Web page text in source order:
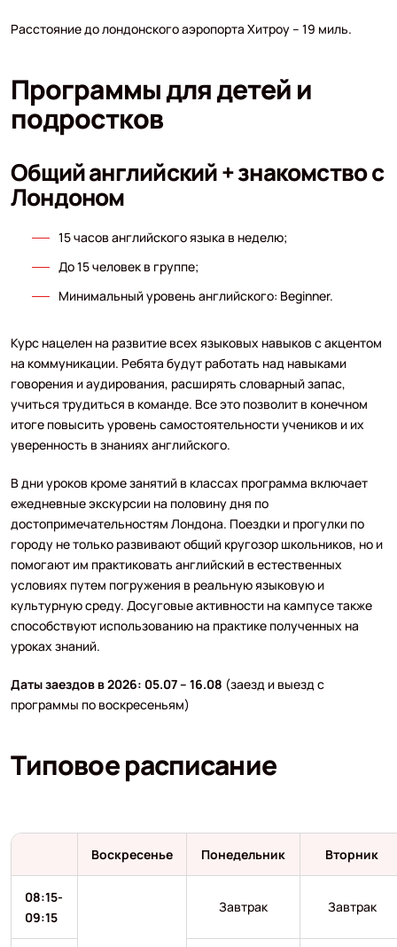
Расстояние до лондонского аэропорта Хитроу – 19 миль.
Программы для детей и
подростков
Общий английский + знакомство с
Лондоном
15 часов английского языка в неделю;
До 15 человек в группе;
Минимальный уровень английского: Beginner.
Курс нацелен на развитие всех языковых навыков с акцентом
на коммуникации. Ребята будут работать над навыками
говорения и аудирования, расширять словарный запас,
учиться трудиться в команде. Все это позволит в конечном
итоге повысить уровень самостоятельности учеников и их
уверенность в знаниях английского.
В дни уроков кроме занятий в классах программа включает
ежедневные экскурсии на половину дня по
достопримечательностям Лондона. Поездки и прогулки по
городу не только развивают общий кругозор школьников, но и
помогают им практиковать английский в естественных
условиях путем погружения в реальную языковую и
культурную среду. Досуговые активности на кампусе также
способствуют использованию на практике полученных на
уроках знаний.
Даты заездов в 2026: 05.07 – 16.08 (заезд и выезд с
программы по воскресеньям)
Типовое расписание
Воскресенье Понедельник Вторник
08:15-
09:15
Завтрак Завтрак